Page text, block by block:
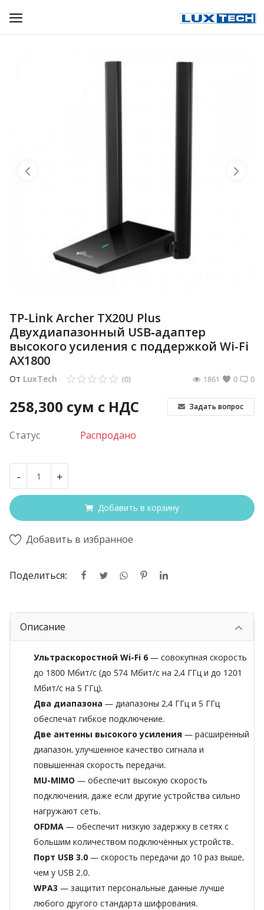
Регистрация
TP-Link Archer TX20U Plus
Двухдиапазонный USB‑адаптер
высокого усиления с поддержкой Wi-Fi
AX1800
От LuxTech 0
(0) 0
1861
258,300 сум с НДС Задать вопрос
Статус Распродано
- +
Добавить в корзину
Добавить в избранное
Поделиться:
Описание
Ультраскоростной Wi-Fi 6 — совокупная скорость
до 1800 Мбит/с (до 574 Мбит/с на 2,4 ГГц и до 1201
Мбит/с на 5 ГГц).
Два диапазона — диапазоны 2,4 ГГц и 5 ГГц
обеспечат гибкое подключение.
Две антенны высокого усиления — расширенный
диапазон, улучшенное качество сигнала и
повышенная скорость передачи.
MU-MIMO — обеспечит высокую скорость
подключения, даже если другие устройства сильно
нагружают сеть.
OFDMA — обеспечит низкую задержку в сетях с
большим количеством подключённых устройств.
Порт USB 3.0 — скорость передачи до 10 раз выше,
чем у USB 2.0.
WPA3 — защитит персональные данные лучше
любого другого стандарта шифрования.